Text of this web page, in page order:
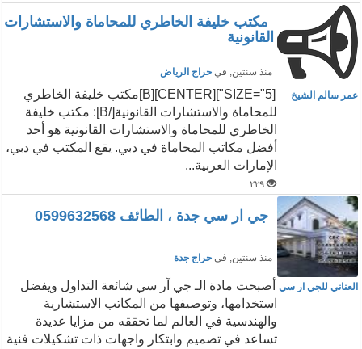
مكتب خليفة الخاطري للمحاماة والاستشارات
القانونية
منذ سنتين, في حراج الرياض
عمر سالم الشيخ
[SIZE="5"][CENTER][B]مكتب خليفة الخاطري
للمحاماة والاستشارات القانونية[/B]: مكتب خليفة
الخاطري للمحاماة والاستشارات القانونية هو أحد
أفضل مكاتب المحاماة في دبي. يقع المكتب في دبي،
الإمارات العربية...
٢٢٩
جي ار سي جدة ، الطائف 0599632568
منذ سنتين, في حراج جدة
العناني للجي ار سي
أصبحت مادة الـ جي آر سي شائعة التداول ويفضل
استخدامها، وتوصيفها من المكاتب الاستشارية
والهندسية في العالم لما تحققه من مزايا عديدة
تساعد في تصميم وابتكار واجهات ذات تشكيلات فنية